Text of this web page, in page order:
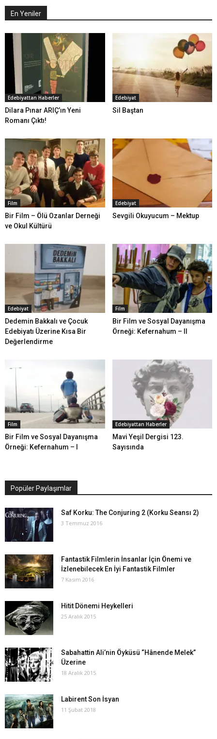
En Yeniler
Edebiyattan Haberler
Dilara Pınar ARIÇ’ın Yeni
Romanı Çıktı!
Edebiyat
Sil Baştan
Film
Bir Film – Ölü Ozanlar Derneği
ve Okul Kültürü
Edebiyat
Sevgili Okuyucum – Mektup
Edebiyat
Dedemin Bakkalı ve Çocuk
Edebiyatı Üzerine Kısa Bir
Değerlendirme
Film
Bir Film ve Sosyal Dayanışma
Örneği: Kefernahum – II
Film
Bir Film ve Sosyal Dayanışma
Örneği: Kefernahum – I
Edebiyattan Haberler
Mavi Yeşil Dergisi 123.
Sayısında
Popüler Paylaşımlar
Saf Korku: The Conjuring 2 (Korku Seansı 2)
3 Temmuz 2016
Fantastik Filmlerin İnsanlar İçin Önemi ve
İzlenebilecek En İyi Fantastik Filmler
7 Kasım 2016
Hitit Dönemi Heykelleri
25 Aralık 2015
Sabahattin Ali’nin Öyküsü “Hânende Melek”
Üzerine
18 Aralık 2015
Labirent Son İsyan
11 Şubat 2018